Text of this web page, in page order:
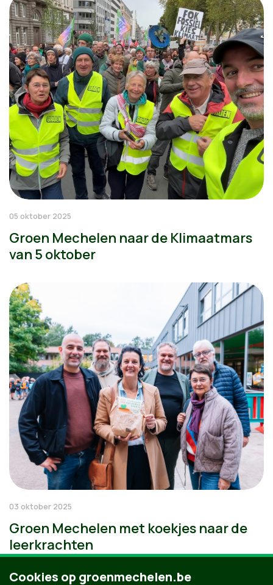
05 oktober 2025
Groen Mechelen naar de Klimaatmars
van 5 oktober
03 oktober 2025
Groen Mechelen met koekjes naar de
leerkrachten
Cookies op groenmechelen.be